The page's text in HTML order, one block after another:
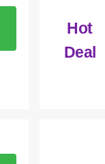
Hot
Deal